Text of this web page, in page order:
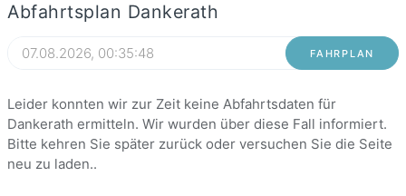
Abfahrtsplan Dankerath
FAHRPLAN
Leider konnten wir zur Zeit keine Abfahrtsdaten für
Dankerath ermitteln. Wir wurden über diese Fall informiert.
Bitte kehren Sie später zurück oder versuchen Sie die Seite
neu zu laden..